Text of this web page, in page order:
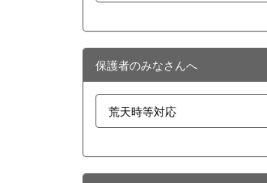
保護者のみなさんへ
荒天時等対応